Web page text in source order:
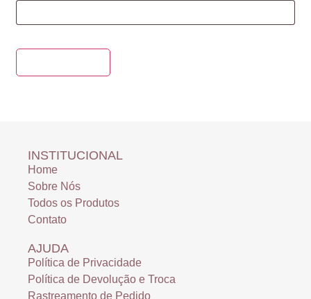
INSTITUCIONAL
Home
Sobre Nós
Todos os Produtos
Contato
AJUDA
Política de Privacidade
Política de Devolução e Troca
Rastreamento de Pedido